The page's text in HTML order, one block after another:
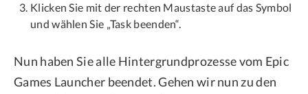
Klicken Sie mit der rechten Maustaste auf das Symbol
und wählen Sie „Task beenden“.
Nun haben Sie alle Hintergrundprozesse vom Epic
Games Launcher beendet. Gehen wir nun zu den